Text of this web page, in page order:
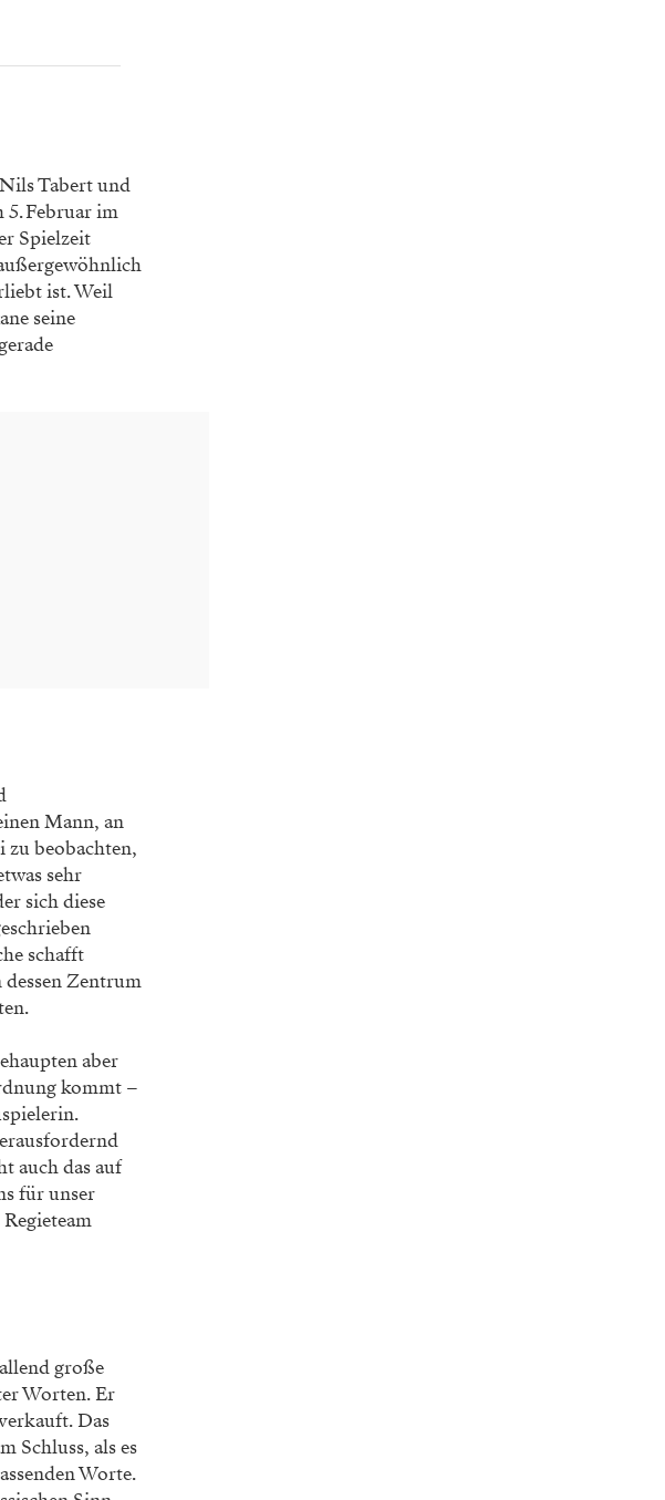
Tabert und
5. Februar im
Spielzeit
ist. Weil
seine
Mann, an
zu beobachten,
sehr
sich diese
schafft
Zentrum
aber
kommt –
auch das auf
für unser
große
Worten. Er
Das
Schluss, als es
Worte.